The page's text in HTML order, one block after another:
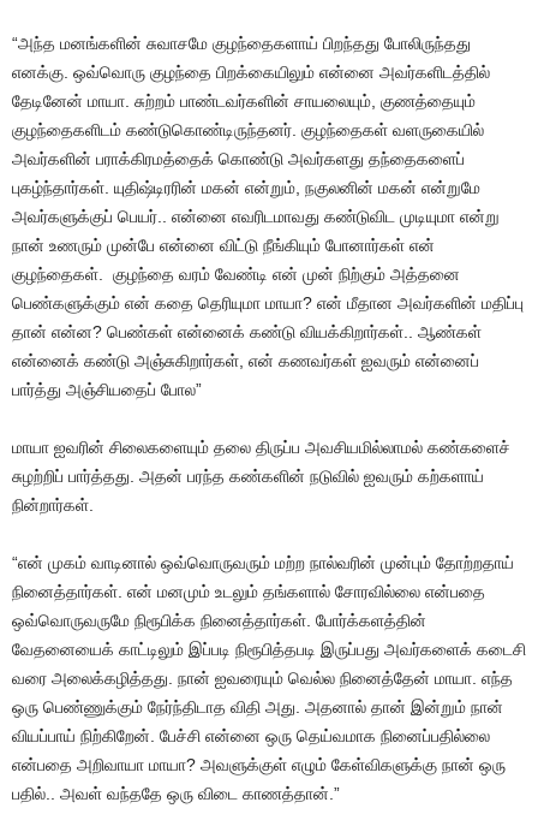
“அந்த மனங்களின் சுவாசமே குழந்தைகளாய் பிறந்தது போலிருந்தது
எனக்கு. ஒவ்வொரு குழந்தை பிறக்கையிலும் என்னை அவர்களிடத்தில்
தேடினேன் மாயா. சுற்றம் பாண்டவர்களின் சாயலையும், குணத்தையும்
குழந்தைகளிடம் கண்டுகொண்டிருந்தனர். குழந்தைகள் வளருகையில்
அவர்களின் பராக்கிரமத்தைக் கொண்டு அவர்களது தந்தைகளைப்
புகழ்ந்தார்கள். யுதிஷ்டிரரின் மகன் என்றும், நகுலனின் மகன் என்றுமே
அவர்களுக்குப் பெயர்.. என்னை எவரிடமாவது கண்டுவிட முடியுமா என்று
நான் உணரும் முன்பே என்னை விட்டு நீங்கியும் போனார்கள் என்
குழந்தைகள். குழந்தை வரம் வேண்டி என் முன் நிற்கும் அத்தனை
பெண்களுக்கும் என் கதை தெரியுமா மாயா? என் மீதான அவர்களின் மதிப்பு
தான் என்ன? பெண்கள் என்னைக் கண்டு வியக்கிறார்கள்.. ஆண்கள்
என்னைக் கண்டு அஞ்சுகிறார்கள், என் கணவர்கள் ஐவரும் என்னைப்
பார்த்து அஞ்சியதைப் போல”
மாயா ஐவரின் சிலைகளையும் தலை திருப்ப அவசியமில்லாமல் கண்களைச்
சுழற்றிப் பார்த்தது. அதன் பரந்த கண்களின் நடுவில் ஐவரும் கற்களாய்
நின்றார்கள்.
“என் முகம் வாடினால் ஒவ்வொருவரும் மற்ற நால்வரின் முன்பும் தோற்றதாய்
நினைத்தார்கள். என் மனமும் உடலும் தங்களால் சோரவில்லை என்பதை
ஒவ்வொருவருமே நிரூபிக்க நினைத்தார்கள். போர்க்களத்தின்
வேதனையைக் காட்டிலும் இப்படி நிரூபித்தபடி இருப்பது அவர்களைக் கடைசி
வரை அலைக்கழித்தது. நான் ஐவரையும் வெல்ல நினைத்தேன் மாயா. எந்த
ஒரு பெண்ணுக்கும் நேர்ந்திடாத விதி அது. அதனால் தான் இன்றும் நான்
வியப்பாய் நிற்கிறேன். பேச்சி என்னை ஒரு தெய்வமாக நினைப்பதில்லை
என்பதை அறிவாயா மாயா? அவளுக்குள் எழும் கேள்விகளுக்கு நான் ஒரு
பதில்.. அவள் வந்ததே ஒரு விடை காணத்தான்.”